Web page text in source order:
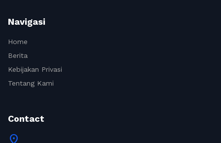
Navigasi
Home
Berita
Kebijakan Privasi
Tentang Kami
Contact
location_on